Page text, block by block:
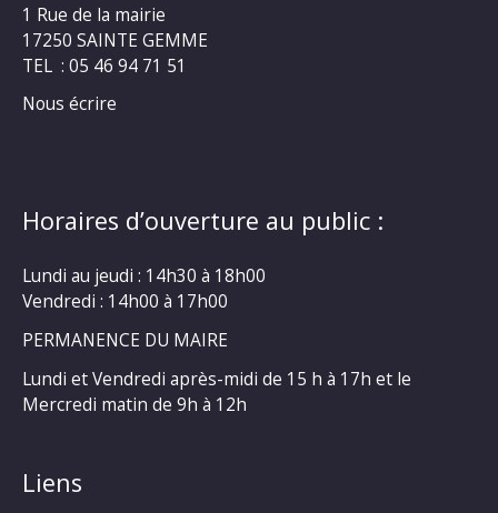
1 Rue de la mairie
17250 SAINTE GEMME
TEL : 05 46 94 71 51
Nous écrire
Horaires d’ouverture au public :
Lundi au jeudi : 14h30 à 18h00
Vendredi : 14h00 à 17h00
PERMANENCE DU MAIRE
Lundi et Vendredi après-midi de 15 h à 17h et le
Mercredi matin de 9h à 12h
Liens